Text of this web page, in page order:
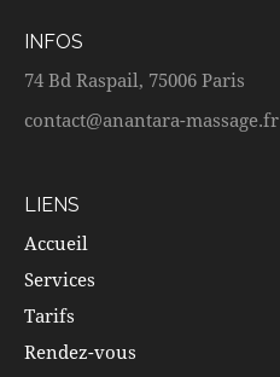
INFOS
74 Bd Raspail, 75006 Paris
contact@anantara-massage.fr
LIENS
Accueil
Services
Tarifs
Rendez-vous